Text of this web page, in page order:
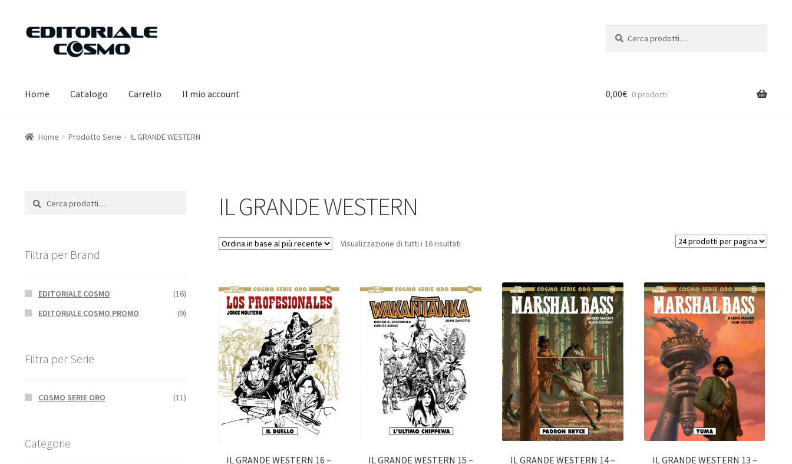
Vai
navigazione
Vai
Home Catalogo Carrello Il mio account 0,00€ 0 prodotti
Home Prodotto Serie IL GRANDE WESTERN
IL GRANDE WESTERN
Visualizzazione di tutti i 16 risultati
IL GRANDE WESTERN 16 –
IL GRANDE WESTERN 15 –
IL GRANDE WESTERN 14 –
IL GRANDE WESTERN 13 –
Cerca:
Cerca
Filtra per Brand
EDITORIALE COSMO
(16)
EDITORIALE COSMO PROMO
(9)
Filtra per Serie
COSMO SERIE ORO (11)
Categorie